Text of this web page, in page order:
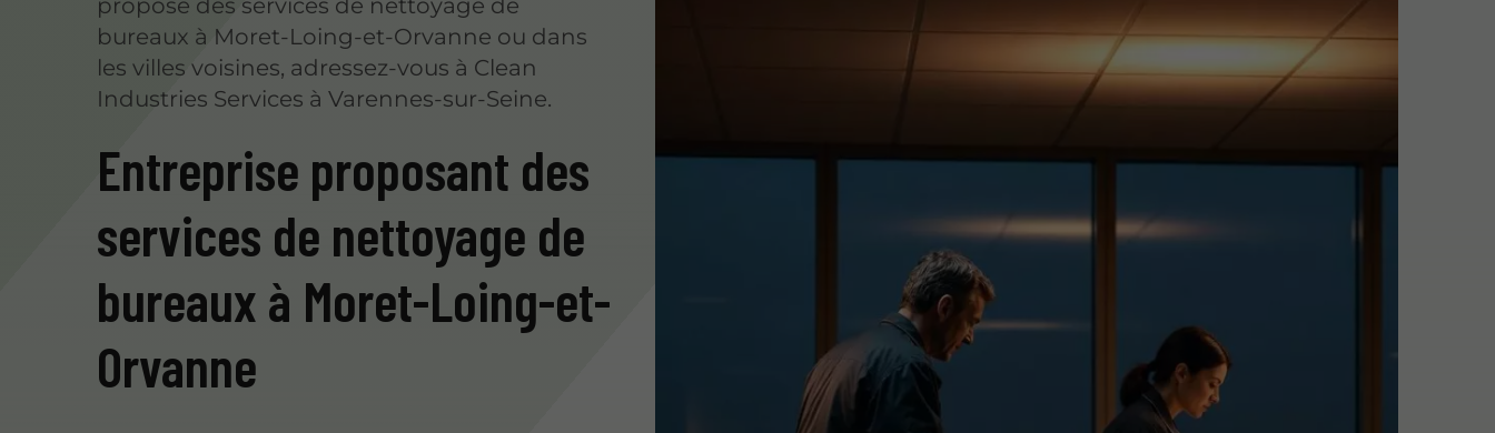
propose des services de nettoyage de
bureaux à Moret-Loing-et-Orvanne ou dans
les villes voisines, adressez-vous à Clean
Industries Services à Varennes-sur-Seine.
Entreprise proposant des
services de nettoyage de
bureaux à Moret-Loing-et-
Orvanne